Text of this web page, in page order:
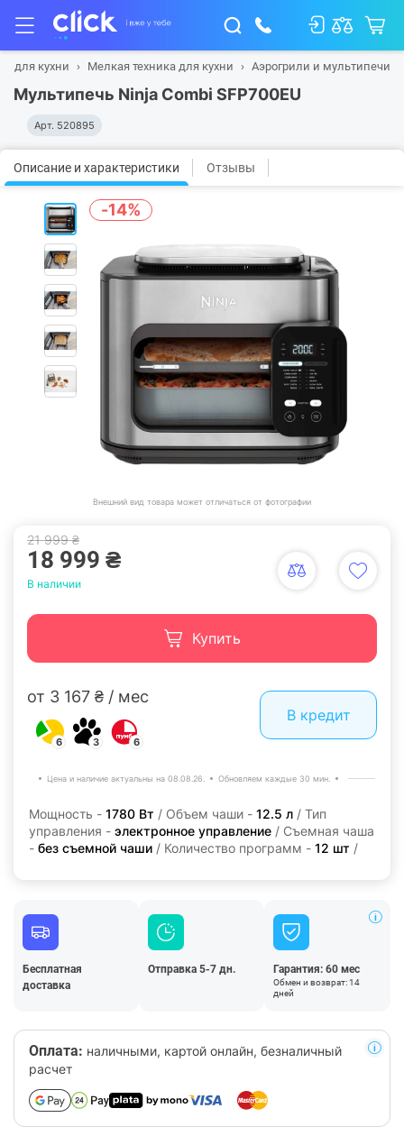
для кухни Мелкая техника для кухни Аэрогрили и мультипечи
Мультипечь Ninja Combi SFP700EU
Арт. 520895
Описание и характеристики Отзывы
-14%
Внешний вид товара может отличаться от фотографии
21 999 ₴
18 999 ₴
В наличии
Купить
от 3 167 ₴ / мес
6 3 6
В кредит
Цена и наличие актуальны на 08.08.26. Обновляем каждые 30 мин.
Мощность - 1780 Вт / Объем чаши - 12.5 л / Тип
управления - электронное управление / Съемная чаша
- без съемной чаши / Количество программ - 12 шт /
Бесплатная
доставка
Отправка 5-7 дн. Гарантия: 60 мес
Обмен и возврат: 14
дней
Оплата: наличными, картой онлайн, безналичный
расчет